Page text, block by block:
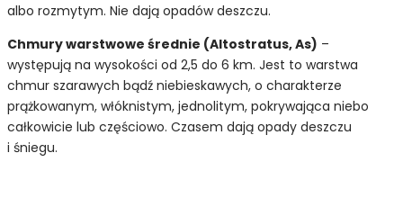
albo rozmytym. Nie dają opadów deszczu.
Chmury warstwowe średnie (Altostratus, As) –
występują na wysokości od 2,5 do 6 km. Jest to warstwa
chmur szarawych bądź niebieskawych, o charakterze
prążkowanym, włóknistym, jednolitym, pokrywająca niebo
całkowicie lub częściowo. Czasem dają opady deszczu
i śniegu.